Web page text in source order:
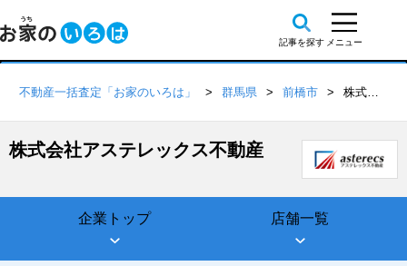
不動産一括査定「お家のいろは」 群馬県 前橋市 株式会社アステレックス不動産
株式会社アステレックス不動産
企業トップ 店舗一覧